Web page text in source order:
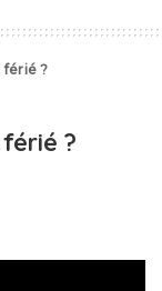
férié ?
?